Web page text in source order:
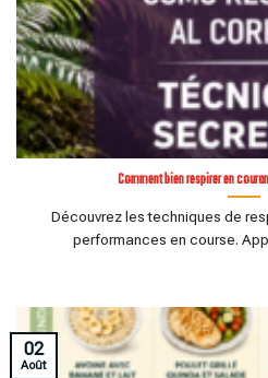
Comment bien respirer en
Découvrez les techniques de
performances en course.
02
Août